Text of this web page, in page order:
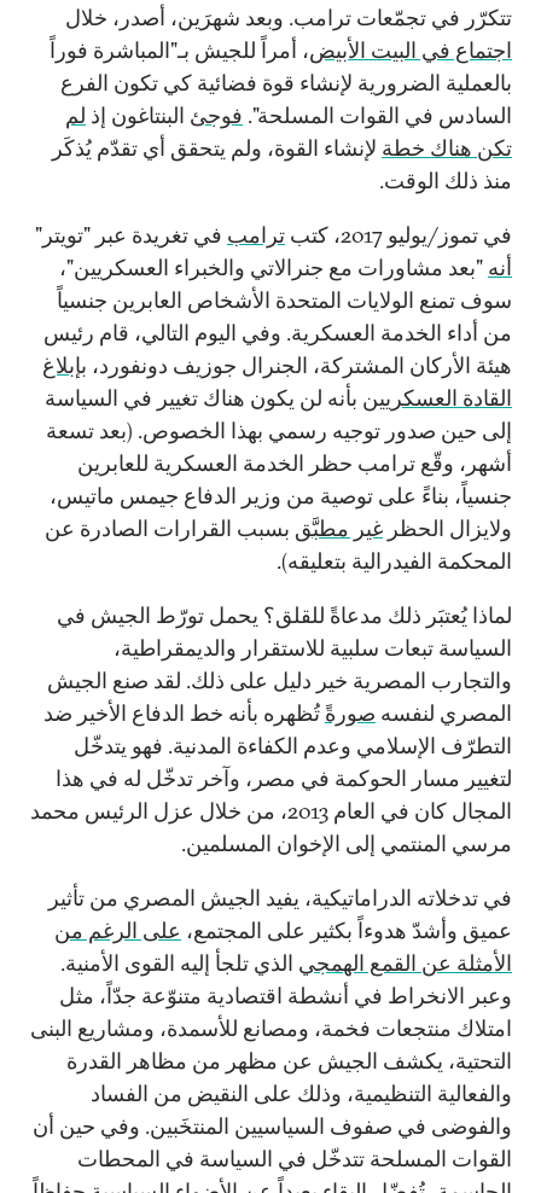
تتكرّر في تجمّعات ترامب. وبعد شهرَين، أصدر، خلال
اجتماع في البيت الأبيض، أمراً للجيش بـ"المباشرة فوراً
بالعملية الضرورية لإنشاء قوة فضائية كي تكون الفرع
السادس في القوات المسلحة". فوجئ البنتاغون إذ لم
تكن هناك خطة لإنشاء القوة، ولم يتحقق أي تقدّم يُذكَر
منذ ذلك الوقت.
في تموز/يوليو 2017، كتب
ترامب في تغريدة عبر "تويتر"
أنه "بعد مشاورات مع جنرالاتي والخبراء العسكريين"،
سوف تمنع الولايات المتحدة الأشخاص العابرين جنسياً
من أداء الخدمة العسكرية. وفي اليوم التالي، قام رئيس
هيئة الأركان المشتركة، الجنرال جوزيف دونفورد، بإبلاغ
القادة العسكريين بأنه لن يكون هناك تغيير في السياسة
إلى حين صدور توجيه رسمي بهذا الخصوص. (بعد تسعة
أشهر، وقّع ترامب حظر الخدمة العسكرية للعابرين
جنسياً، بناءً على توصية من وزير الدفاع جيمس ماتيس،
ولايزال الحظر غير مطبَّق بسبب القرارات الصادرة عن
المحكمة الفيدرالية بتعليقه).
لماذا يُعتبَر ذلك مدعاةً للقلق؟ يحمل تورّط الجيش في
السياسة تبعات سلبية للاستقرار والديمقراطية،
والتجارب المصرية خير دليل على ذلك. لقد صنع الجيش
المصري لنفسه صورةً تُظهره بأنه خط الدفاع الأخير ضد
التطرّف الإسلامي وعدم الكفاءة المدنية. فهو يتدخّل
لتغيير مسار الحوكمة في مصر، وآخر تدخّل له في هذا
المجال كان في العام 2013، من خلال عزل الرئيس محمد
مرسي المنتمي إلى الإخوان المسلمين.
في تدخلاته الدراماتيكية، يفيد الجيش المصري من تأثير
عميق وأشدّ هدوءاً بكثير على المجتمع، على الرغم من
الأمثلة عن القمع الهمجي الذي تلجأ إليه القوى الأمنية.
وعبر الانخراط في أنشطة اقتصادية متنوّعة جدّاً، مثل
امتلاك منتجعات فخمة، ومصانع للأسمدة، ومشاريع البنى
التحتية، يكشف الجيش عن مظهر من مظاهر القدرة
والفعالية التنظيمية، وذلك على النقيض من الفساد
والفوضى في صفوف السياسيين المنتخَبين. وفي حين أن
القوات المسلحة تتدخّل في السياسة في المحطات